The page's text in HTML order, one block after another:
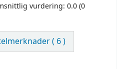
vurdering: 0.0 (0
( 6 )